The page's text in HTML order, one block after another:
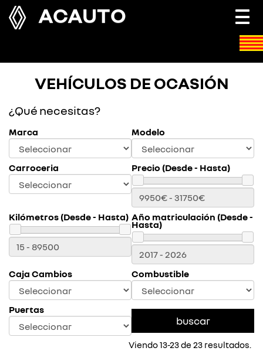
ACAUTO
VEHÍCULOS DE OCASIÓN
¿Qué necesitas?
Marca Modelo
Carroceria Precio (Desde - Hasta)
Kilómetros (Desde - Hasta) Año matriculación (Desde -
Hasta)
Caja Cambios Combustible
Puertas
Viendo 13-23 de 23 resultados.